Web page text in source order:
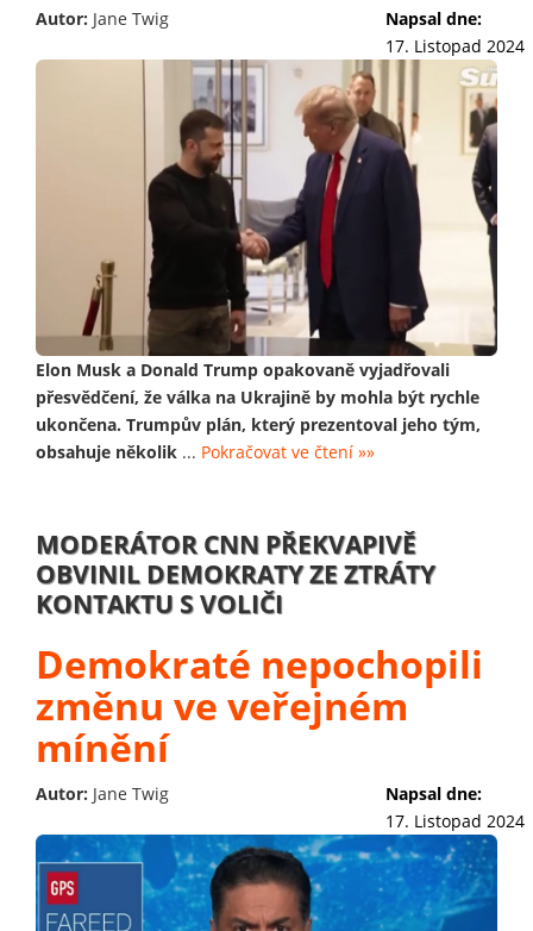
Autor: Jane Twig
Napsal dne:
17. Listopad 2024
Elon Musk a Donald Trump opakovaně vyjadřovali
přesvědčení, že válka na Ukrajině by mohla být rychle
ukončena. Trumpův plán, který prezentoval jeho tým,
obsahuje několik ... Pokračovat ve čtení »»
MODERÁTOR CNN PŘEKVAPIVĚ
OBVINIL DEMOKRATY ZE ZTRÁTY
KONTAKTU S VOLIČI
Demokraté nepochopili
změnu ve veřejném
mínění
Autor: Jane Twig
Napsal dne:
17. Listopad 2024